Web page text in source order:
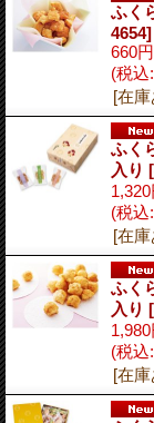
ふく
4654]
660円
(税込:
[在
ふく
入り
1,320
(税込:
[在
ふく
入り
1,980
(税込:
[在